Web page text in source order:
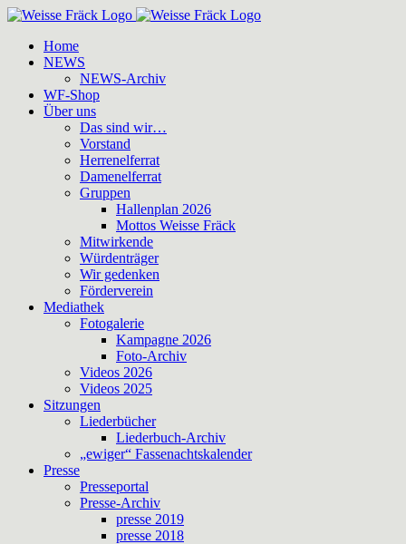
Zum
springenHome
NEWS
NEWS-Archiv
WF-Shop
Über uns
Das sind wir…
Vorstand
Herrenelferrat
Damenelferrat
Gruppen
Hallenplan 2026
Mottos Weisse Fräck
Mitwirkende
Würdenträger
Wir gedenken
Förderverein
Mediathek
Fotogalerie
Kampagne 2026
Foto-Archiv
Videos 2026
Videos 2025
Sitzungen
Liederbücher
Liederbuch-Archiv
„ewiger“ Fassenachtskalender
Presse
Presseportal
Presse-Archiv
presse 2019
presse 2018